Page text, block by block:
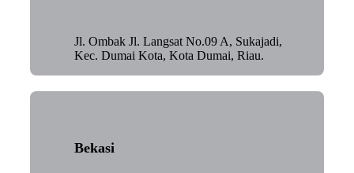
Jl. Ombak Jl. Langsat No.09 A, Sukajadi,
Kec. Dumai Kota, Kota Dumai, Riau.
Bekasi